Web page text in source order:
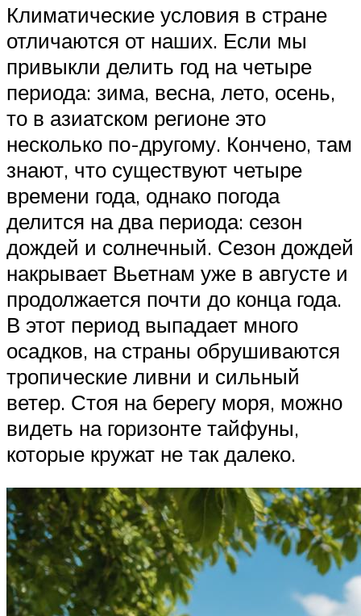
Климатические условия в стране
отличаются от наших. Если мы
привыкли делить год на четыре
периода: зима, весна, лето, осень,
то в азиатском регионе это
несколько по-другому. Кончено, там
знают, что существуют четыре
времени года, однако погода
делится на два периода: сезон
дождей и солнечный. Сезон дождей
накрывает Вьетнам уже в августе и
продолжается почти до конца года.
В этот период выпадает много
осадков, на страны обрушиваются
тропические ливни и сильный
ветер. Стоя на берегу моря, можно
видеть на горизонте тайфуны,
которые кружат не так далеко.